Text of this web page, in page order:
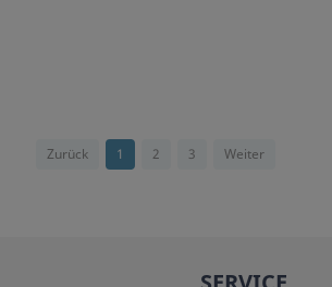
Zurück 1 2 3 Weiter